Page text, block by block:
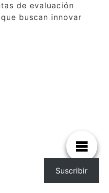
de evaluación
buscan innovar
Suscribir